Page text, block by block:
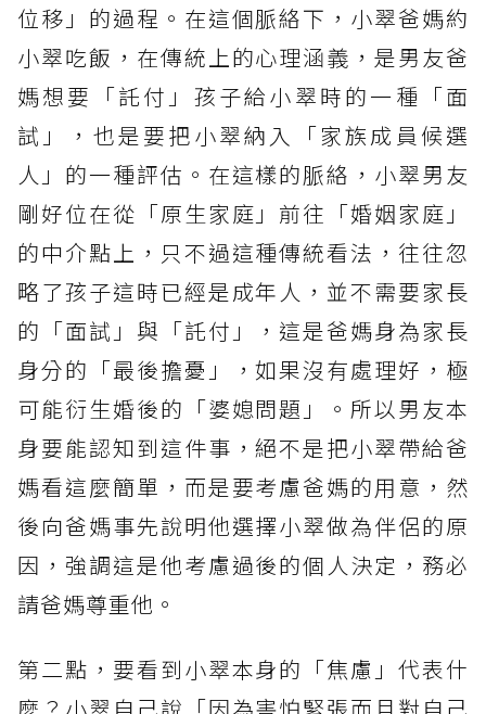
位移」的過程。在這個脈絡下，小翠爸媽約
小翠吃飯，在傳統上的心理涵義，是男友爸
媽想要「託付」孩子給小翠時的一種「面
試」，也是要把小翠納入「家族成員候選
人」的一種評估。在這樣的脈絡，小翠男友
剛好位在從「原生家庭」前往「婚姻家庭」
的中介點上，只不過這種傳統看法，往往忽
略了孩子這時已經是成年人，並不需要家長
的「面試」與「託付」，這是爸媽身為家長
身分的「最後擔憂」，如果沒有處理好，極
可能衍生婚後的「婆媳問題」。所以男友本
身要能認知到這件事，絕不是把小翠帶給爸
媽看這麼簡單，而是要考慮爸媽的用意，然
後向爸媽事先說明他選擇小翠做為伴侶的原
因，強調這是他考慮過後的個人決定，務必
請爸媽尊重他。
第二點，要看到小翠本身的「焦慮」代表什
麼？小翠自己說「因為害怕緊張而且對自己